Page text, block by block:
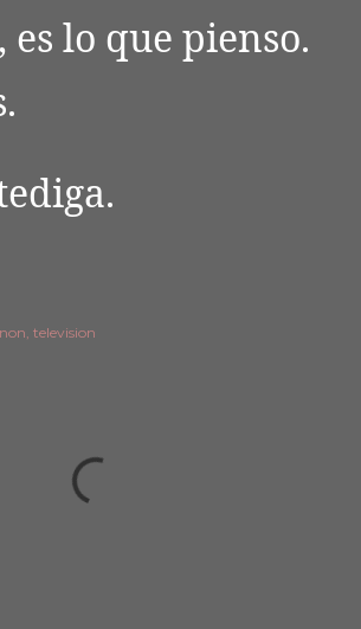
lo que pienso.
television